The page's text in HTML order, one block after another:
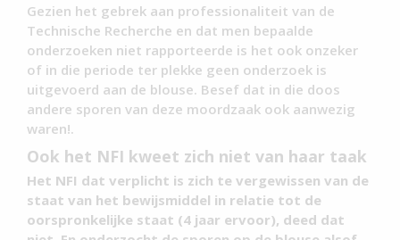
Gezien het gebrek aan professionaliteit van de
Technische Recherche en dat men bepaalde
onderzoeken niet rapporteerde is het ook onzeker
of in die periode ter plekke geen onderzoek is
uitgevoerd aan de blouse. Besef dat in die doos
andere sporen van deze moordzaak ook aanwezig
waren!.
Ook het NFI kweet zich niet van haar taak
Het NFI dat verplicht is zich te vergewissen van de
staat van het bewijsmiddel in relatie tot de
oorspronkelijke staat (4 jaar ervoor), deed dat